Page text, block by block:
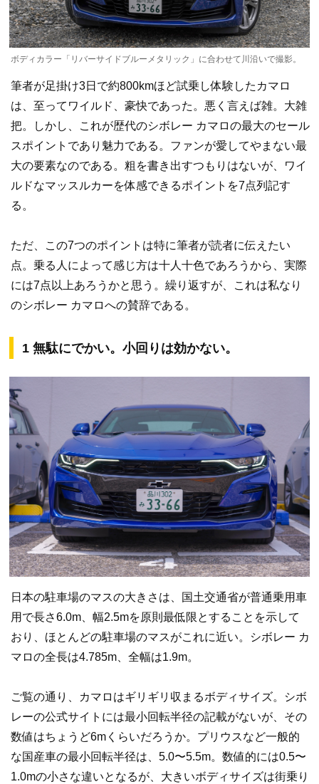
ボディカラー「リバーサイドブルーメタリック」に合わせて川沿いで撮影。
筆者が足掛け3日で約800kmほど試乗し体験したカマロ
は、至ってワイルド、豪快であった。悪く言えば雑。大雑
把。しかし、これが歴代のシボレー カマロの最大のセール
スポイントであり魅力である。ファンが愛してやまない最
大の要素なのである。粗を書き出すつもりはないが、ワイ
ルドなマッスルカーを体感できるポイントを7点列記す
る。
ただ、この7つのポイントは特に筆者が読者に伝えたい
点。乗る人によって感じ方は十人十色であろうから、実際
には7点以上あろうかと思う。繰り返すが、これは私なり
のシボレー カマロへの賛辞である。
1 無駄にでかい。小回りは効かない。
日本の駐車場のマスの大きさは、国土交通省が普通乗用車
用で長さ6.0m、幅2.5mを原則最低限とすることを示して
おり、ほとんどの駐車場のマスがこれに近い。シボレー カ
マロの全長は4.785m、全幅は1.9m。
ご覧の通り、カマロはギリギリ収まるボディサイズ。シボ
レーの公式サイトには最小回転半径の記載がないが、その
数値はちょうど6mくらいだろうか。プリウスなど一般的
な国産車の最小回転半径は、5.0〜5.5m。数値的には0.5〜
1.0mの小さな違いとなるが、大きいボディサイズは街乗り